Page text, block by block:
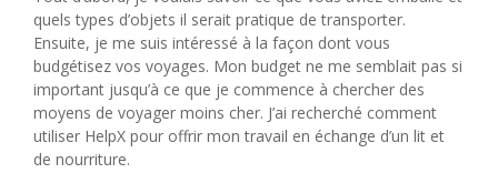
quels types d’objets il serait pratique de transporter.
Ensuite, je me suis intéressé à la façon dont vous
budgétisez vos voyages. Mon budget ne me semblait pas si
important jusqu’à ce que je commence à chercher des
moyens de voyager moins cher. J’ai recherché comment
utiliser HelpX pour offrir mon travail en échange d’un lit et
de nourriture.